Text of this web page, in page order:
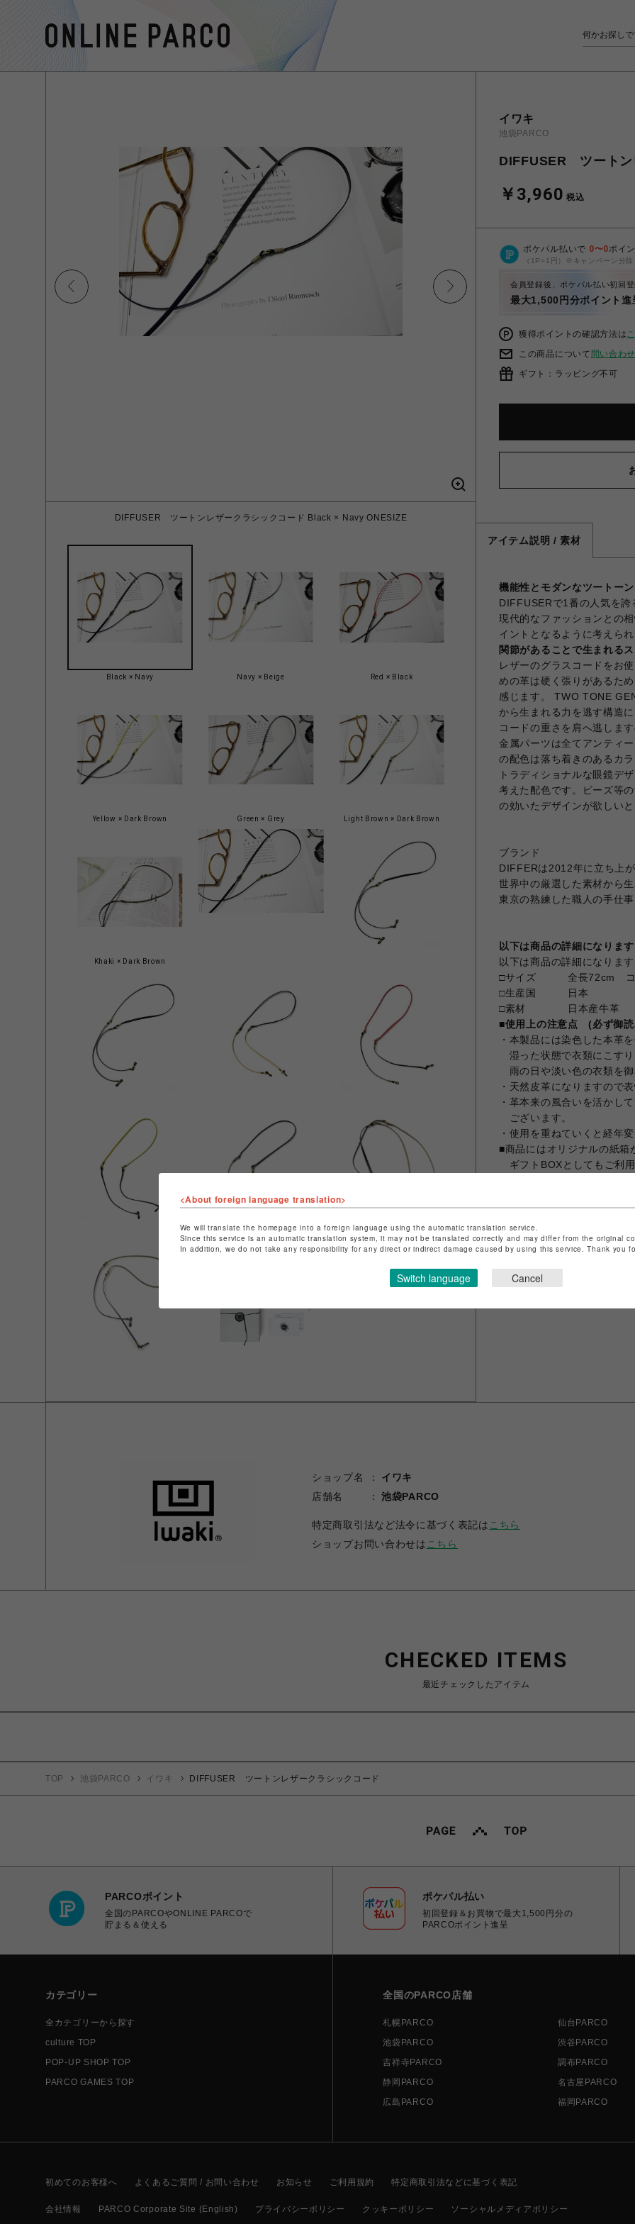
DIFFUSER ツートンレザークラシックコード Black × Navy ONESIZE
Black × Navy Navy × Beige Red × Black
Yellow × Dark Brown Green × Grey Light Brown × Dark Brown
Khaki × Dark Brown
イワキ
池袋PARCO
DIFFUSER ツートン
￥3,960 税込
ポケパル払いで 0〜0ポイ
（1P=1円）※キャンペーン分除
会員登録後、ポケパル払い初回
最大1,500円分ポイント進
獲得ポイントの確認方法は
この商品について 問い合わ
ギフト：ラッピング不可
アイテム説明 / 素材
機能性とモダンなツートーン
DIFFUSERで1番の人気を誇
現代的なファッションとの
イントとなるように考えられ
関節があることで生まれる
レザーのグラスコードをお
めの革は硬く張りがあるた
感じます。 TWO TONE
から生まれる力を逃す構造
コードの重さを肩へ逃しま
金属パーツは全てアンティ
の配色は落ち着きのあるカラ
トラディショナルな眼鏡デ
考えた配色です。ビーズ等
の効いたデザインが欲しい
ブランド
DIFFERは2012年に立ち上
世界中の厳選した素材から
東京の熟練した職人の手仕
以下は商品の詳細になります
以下は商品の詳細になります
□サイズ 全長72cm コー
□生産国 日本
□素材 日本産牛革
■使用上の注意点 (必ず御読
・本製品には染色した本革
湿った状態で衣類にこすり
雨の日や淡い色の衣類を御
・天然皮革になりますので
・革本来の風合いを活かし
ございます。
・使用を重ねていくと経年
■商品にはオリジナルの紙箱
ギフトBOXとしてもご利用
シェアする
ショップ名
イワキ
店舗名
池袋PARCO
特定商取引法など法令に基づく表記は こちら
ショップお問い合わせは こちら
CHECKED ITEMS
最近チェックしたアイテム
TOP 池袋PARCO イワキ DIFFUSER ツートンレザークラシックコード
PARCOポイント
全国のPARCOやONLINE PARCOで
貯まる＆使える
ポケパル払い
初回登録＆お買物で最大1,500円分の
PARCOポイント進呈
カテゴリー
全カテゴリーから探す
culture TOP
POP-UP SHOP TOP
PARCO GAMES TOP
全国のPARCO店舗
札幌PARCO 仙台PARCO
池袋PARCO
渋谷PARCO
吉祥寺PARCO
調布PARCO
静岡PARCO
名古屋PARCO
広島PARCO
福岡PARCO
初めてのお客様へ よくあるご質問 / お問い合わせ お知らせ ご利用規約 特定商取引法などに基づく表記
会社情報 PARCO Corporate Site (English) プライバシーポリシー クッキーポリシー ソーシャルメディアポリシー
<About foreign language translation>
We will translate the homepage into a foreign language using the automatic translation service.
Since this service is an automatic translation system, it may not be translated correctly and may differ from the original
In addition, we do not take any responsibility for any direct or indirect damage caused by using this service. Thank you
Switch language Cancel